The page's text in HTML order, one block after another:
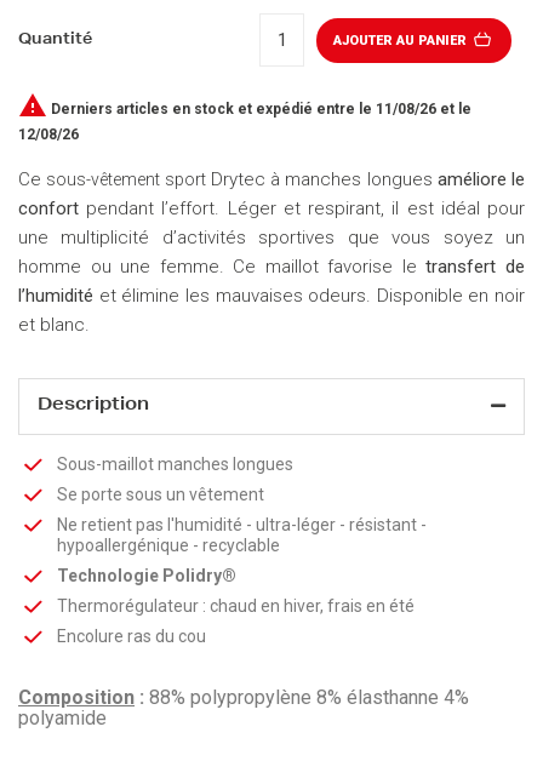
Quantité AJOUTER AU PANIER
 Derniers articles en stock et expédié entre le 11/08/26 et le
12/08/26
Ce sous-vêtement sportDrytec à manches longues améliore le
confort pendant l’effort. Léger et respirant, il est idéal pour
une multiplicité d’activités sportives que vous soyez un
homme ou une femme. Ce maillot favorise letransfert de
l’humidité et élimine les mauvaises odeurs. Disponible en noir
et blanc.
Description
Sous-maillot manches longues
Se porte sous un vêtement
Ne retient pas l'humidité - ultra-léger - résistant -
hypoallergénique - recyclable
Technologie Polidry®
Thermorégulateur : chaud en hiver, frais en été
Encolure ras du cou
Composition : 88% polypropylène 8% élasthanne 4%
polyamide